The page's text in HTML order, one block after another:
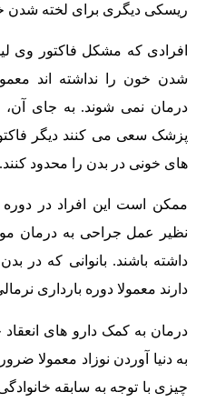
ریسکی دیگری برای لخته شدن
افرادی که مشکل فاکتور وی
شدن خون را نداشته اند
درمان نمی شوند. به جای آن،
پزشک سعی می کنند دیگر
های خونی در بدن را محدود کنند.
ممکن است این افراد در
نظیر عمل جراحی به درمان
داشته باشند. بانوانی که در
دارند معمولا دوره بارداری
درمان به کمک دارو های
به دنیا آوردن نوزاد معمولا
چیزی با توجه به سابقه